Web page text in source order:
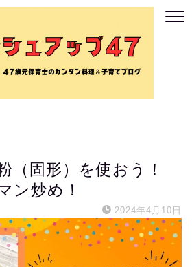
（固形）を使おう！
ン炒め！
2024年4月10日